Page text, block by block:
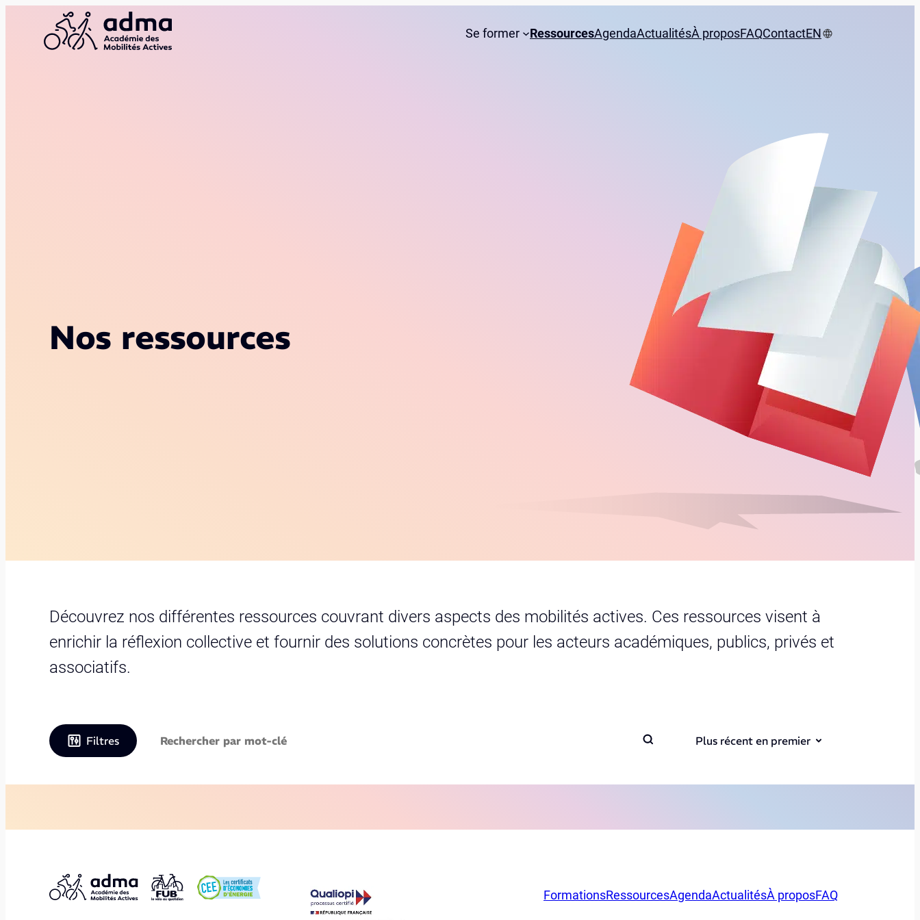
Se former RessourcesAgendaActualitésÀ proposFAQContactEN
Nos ressources
Découvrez nos différentes ressources couvrant divers aspects des mobilités actives. Ces ressources visent à
enrichir la réflexion collective et fournir des solutions concrètes pour les acteurs académiques, publics, privés et
associatifs.
Filtres Plus récent en premier
FormationsRessourcesAgendaActualitésÀ proposFAQ